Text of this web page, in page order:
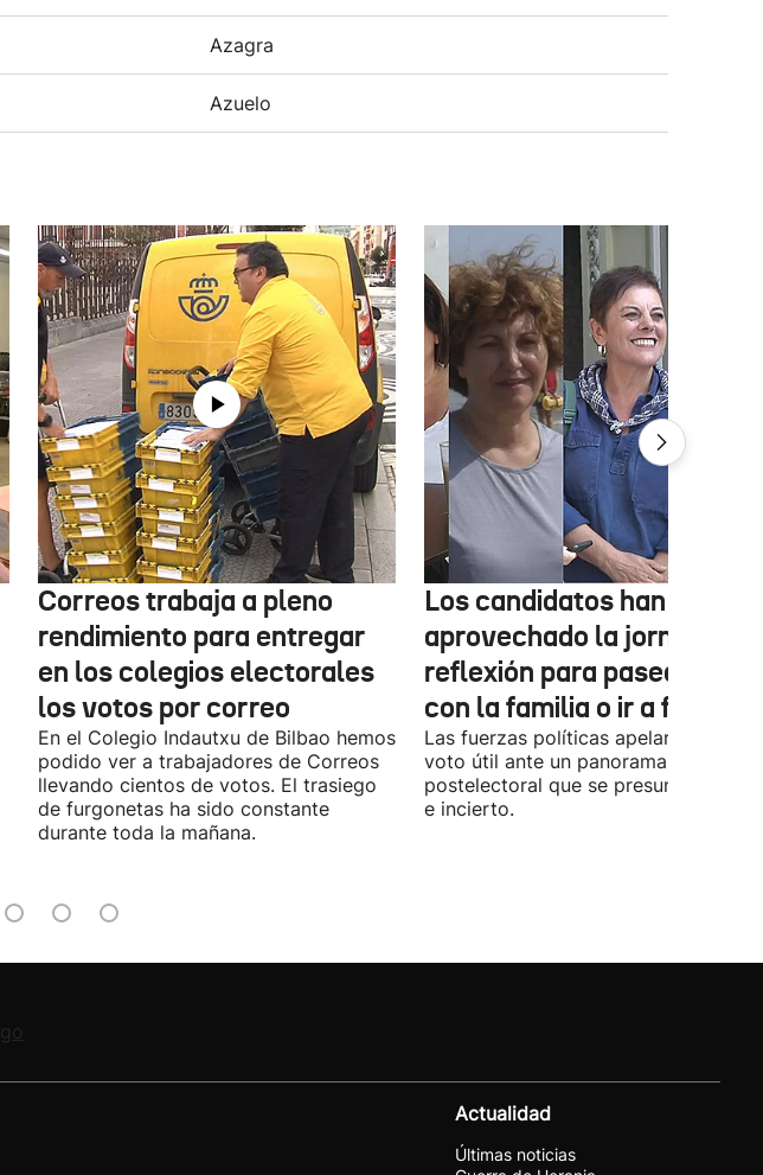
Azagra
Azuelo
Correos trabaja a pleno
rendimiento para entregar
en los colegios electorales
los votos por correo
En el Colegio Indautxu de Bilbao hemos
podido ver a trabajadores de Correos
llevando cientos de votos. El trasiego
de furgonetas ha sido constante
durante toda la mañana.
Los candidatos han
aprovechado la jornada de
reflexión para pasear,
con la familia o ir a fiestas
Las fuerzas políticas apelaron ayer al
voto útil ante un panorama
postelectoral que se presume
e incierto.
Actualidad
Últimas noticias